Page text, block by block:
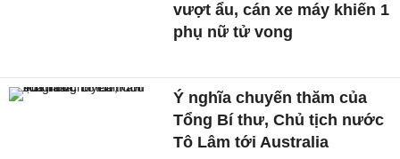
vượt ẩu, cán xe máy khiến 1
phụ nữ tử vong
Ý nghĩa chuyến thăm của
Tổng Bí thư, Chủ tịch nước
Tô Lâm tới Australia